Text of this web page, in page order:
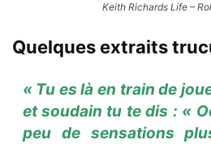
Keith Richards Life –
Quelques extraits
« Tu es là en train de
et soudain tu te dis : «
peu de sensations